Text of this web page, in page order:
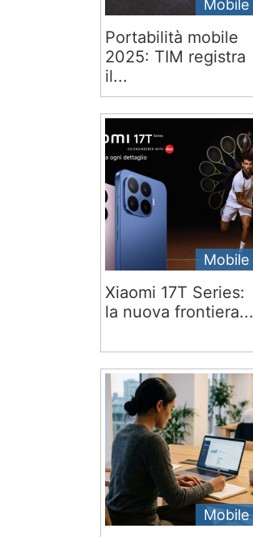
Mobile
Portabilità mobile
2025: TIM registra
il...
Mobile
Xiaomi 17T Series:
la nuova frontiera...
Mobile